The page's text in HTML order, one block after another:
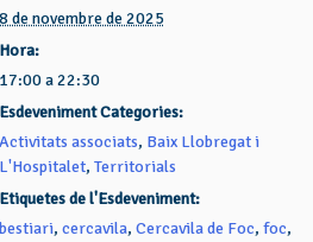
8 de novembre de 2025
Hora:
17:00 a 22:30
Esdeveniment Categories:
Activitats associats, Baix Llobregat i
L'Hospitalet, Territorials
Etiquetes de l'Esdeveniment:
bestiari, cercavila, Cercavila de Foc, foc,